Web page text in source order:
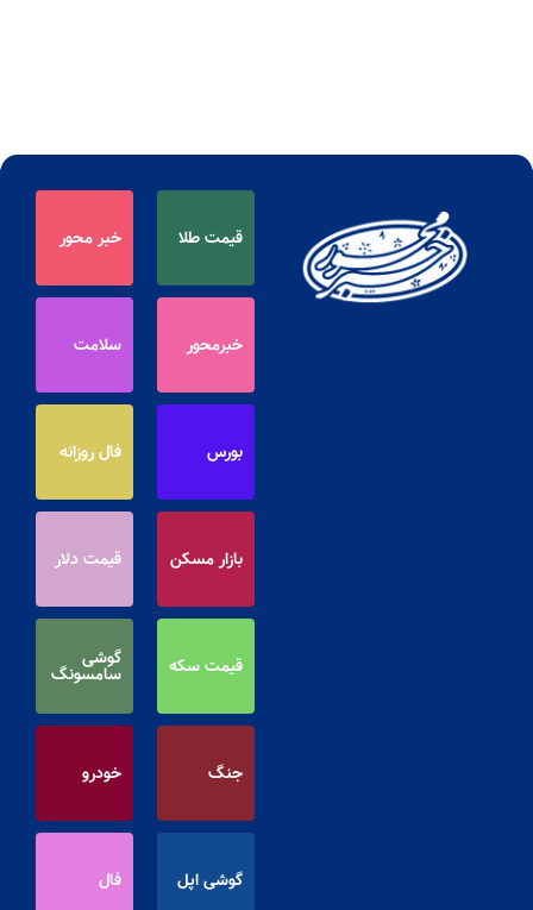
قیمت طلا خبر محور
خبرمحور سلامت
بورس فال روزانه
بازار مسکن قیمت دلار
قیمت سکه گوشی
سامسونگ
جنگ خودرو
گوشی اپل فال